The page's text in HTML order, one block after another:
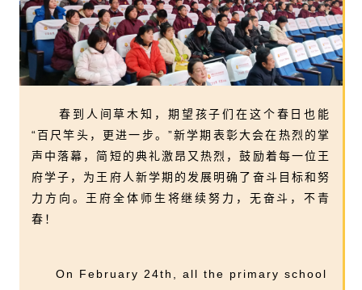
春到人间草木知，期望孩子们在这个春日也能
“百尺竿头，更进一步。”新学期表彰大会在热烈的掌
声中落幕，简短的典礼激昂又热烈，鼓励着每一位王
府学子，为王府人新学期的发展明确了奋斗目标和努
力方向。王府全体师生将继续努力，无奋斗，不青
春！
On February 24th, all the primary school